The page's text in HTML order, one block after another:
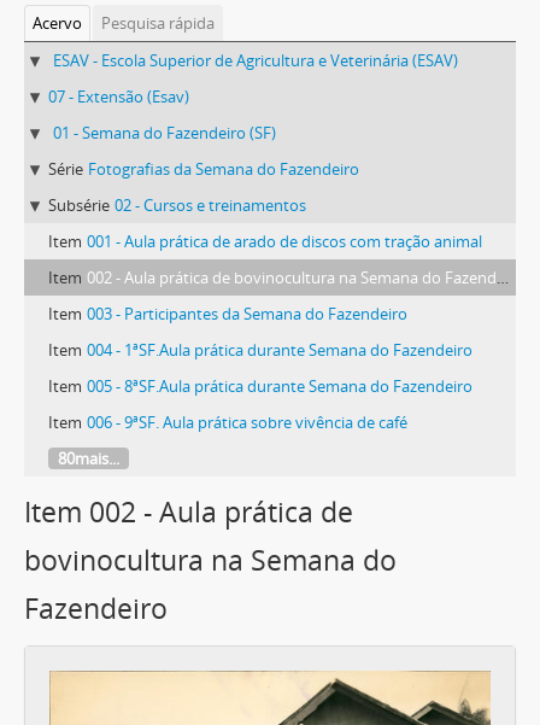
Acervo
Pesquisa rápida
ESAV - Escola Superior de Agricultura e Veterinária (ESAV)
07 - Extensão (Esav)
01 - Semana do Fazendeiro (SF)
Série Fotografias da Semana do Fazendeiro
Subsérie 02 - Cursos e treinamentos
Item 001 - Aula prática de arado de discos com tração animal
Item 002 - Aula prática de bovinocultura na Semana do Fazendeiro
Item 003 - Participantes da Semana do Fazendeiro
Item 004 - 1ªSF.Aula prática durante Semana do Fazendeiro
Item 005 - 8ªSF.Aula prática durante Semana do Fazendeiro
Item 006 - 9ªSF. Aula prática sobre vivência de café
80mais...
Item 002 - Aula prática de
bovinocultura na Semana do
Fazendeiro